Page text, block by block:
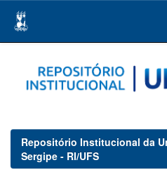
navigation
Repositório Institucional da
Sergipe - RI/UFS